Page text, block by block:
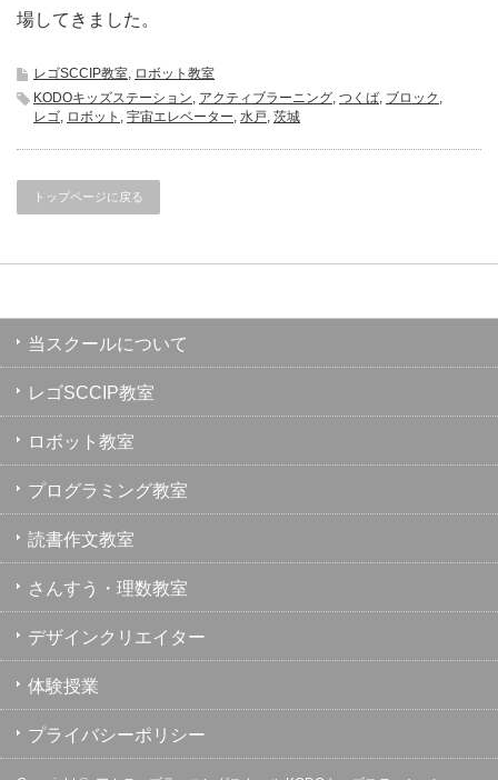
場してきました。
レゴSCCIP教室, ロボット教室
KODOキッズステーション, アクティブラーニング, つくば, ブロック ,
レゴ, ロボット , 宇宙エレベーター, 水戸, 茨城
トップページに戻る
当スクールについて
レゴSCCIP教室
ロボット教室
プログラミング教室
読書作文教室
さんすう・理数教室
デザインクリエイター
体験授業
プライバシーポリシー